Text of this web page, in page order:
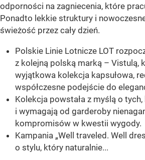
odporności na zagniecenia, które
Ponadto lekkie struktury i
świeżość przez cały dzień.
Polskie Linie Lotnicze LOT
z kolejną polską marką – Vistulą,
wyjątkowa kolekcja kapsułowa,
współczesne podejście do
Kolekcja powstała z myślą o
i wymagają od garderoby
kompromisów w kwestii wygody.
Kampania „Well traveled. Well
o stylu, który naturalnie...